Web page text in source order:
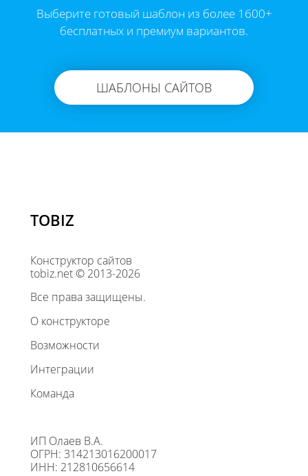
Выберите готовый шаблон из более 1600+
бесплатных и премиум вариантов.
ШАБЛОНЫ САЙТОВ
TOBIZ
Конструктор сайтов
tobiz.net © 2013-2026
Все права защищены.
О конструкторе
Возможности
Интеграции
Команда
ИП Олаев В.А.
ОГРН: 314213016200017
ИНН: 212810656614